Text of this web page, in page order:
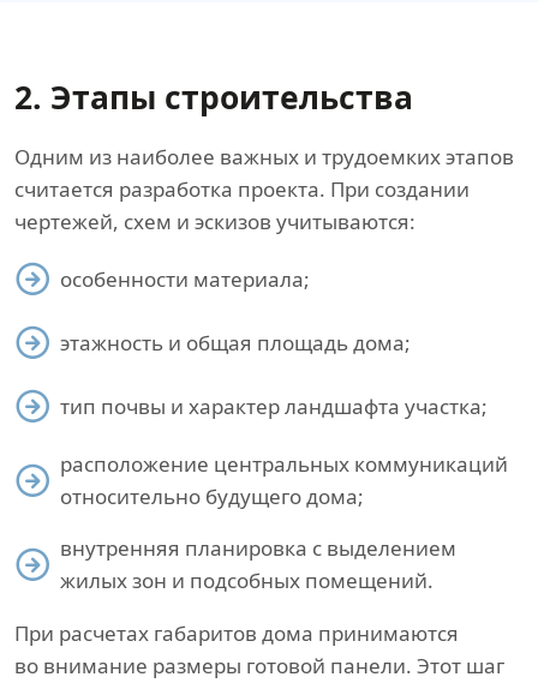
2. Этапы строительства
Одним из наиболее важных и трудоемких этапов
считается разработка проекта. При создании
чертежей, схем и эскизов учитываются:
особенности материала;
этажность и общая площадь дома;
тип почвы и характер ландшафта участка;
расположение центральных коммуникаций
относительно будущего дома;
внутренняя планировка с выделением
жилых зон и подсобных помещений.
При расчетах габаритов дома принимаются
во внимание размеры готовой панели. Этот шаг